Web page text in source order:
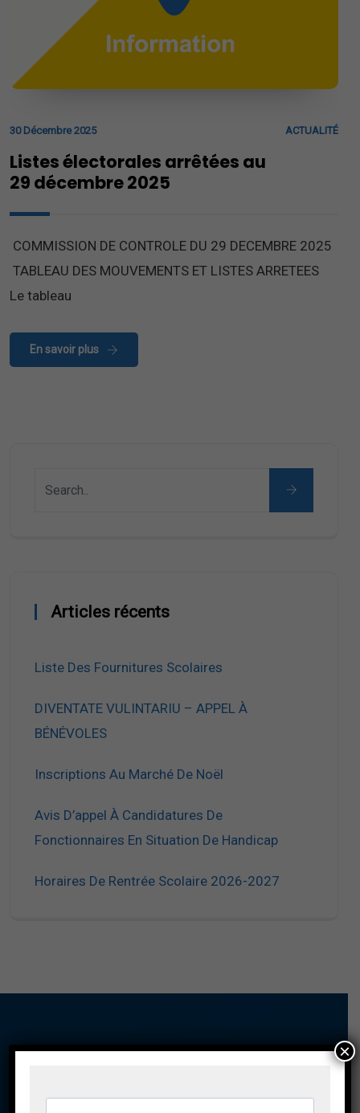
30 Décembre 2025 ACTUALITÉ
Listes électorales arrêtées au
29 décembre 2025
COMMISSION DE CONTROLE DU 29 DECEMBRE 2025
TABLEAU DES MOUVEMENTS ET LISTES ARRETEES
Le tableau
En savoir plus
Articles récents
Liste Des Fournitures Scolaires
DIVENTATE VULINTARIU – APPEL À
BÉNÉVOLES
Inscriptions Au Marché De Noël
Avis D’appel À Candidatures De
Fonctionnaires En Situation De Handicap
Horaires De Rentrée Scolaire 2026-2027
×